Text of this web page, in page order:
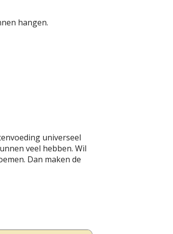
hangen.
universeel
veel hebben. Wil
Dan maken de